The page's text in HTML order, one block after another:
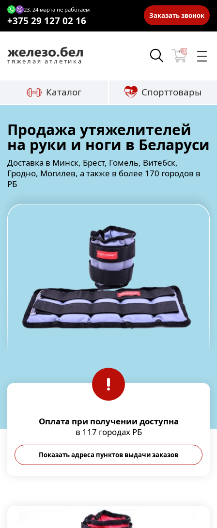
23, 24 марта не работаем
+375 29 127 02 16 Заказать звонок
тяжелая атлетика
0
Каталог Спорттовары
Продажа утяжелителей
на руки и ноги в Беларуси
Доставка в Минск, Брест, Гомель, Витебск,
Гродно, Могилев, а также в более 170 городов в
РБ
Оплата при получении доступна
в 117 городах РБ
Показать адреса пунктов выдачи заказов